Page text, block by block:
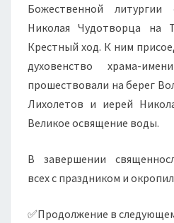
Божественной литургии
Николая Чудотворца на
Крестный ход. К ним
духовенство храма-
прошествовали на берег
Лихолетов и иерей
Великое освящение воды.
В завершении
всех с праздником и
✅Продолжение в